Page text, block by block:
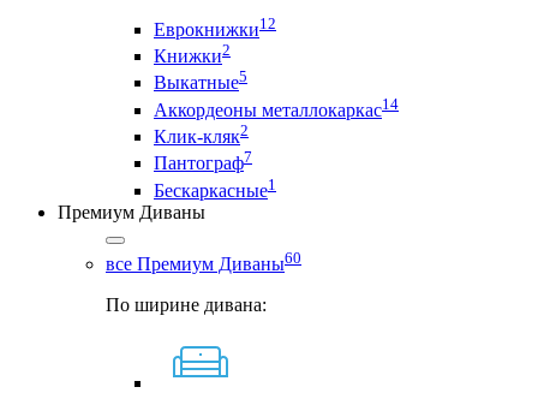
Еврокнижки12
Книжки2
Выкатные5
Аккордеоны металлокаркас14
Клик-кляк2
Пантограф7
Бескаркасные1
Премиум Диваны
все Премиум Диваны60
По ширине дивана: